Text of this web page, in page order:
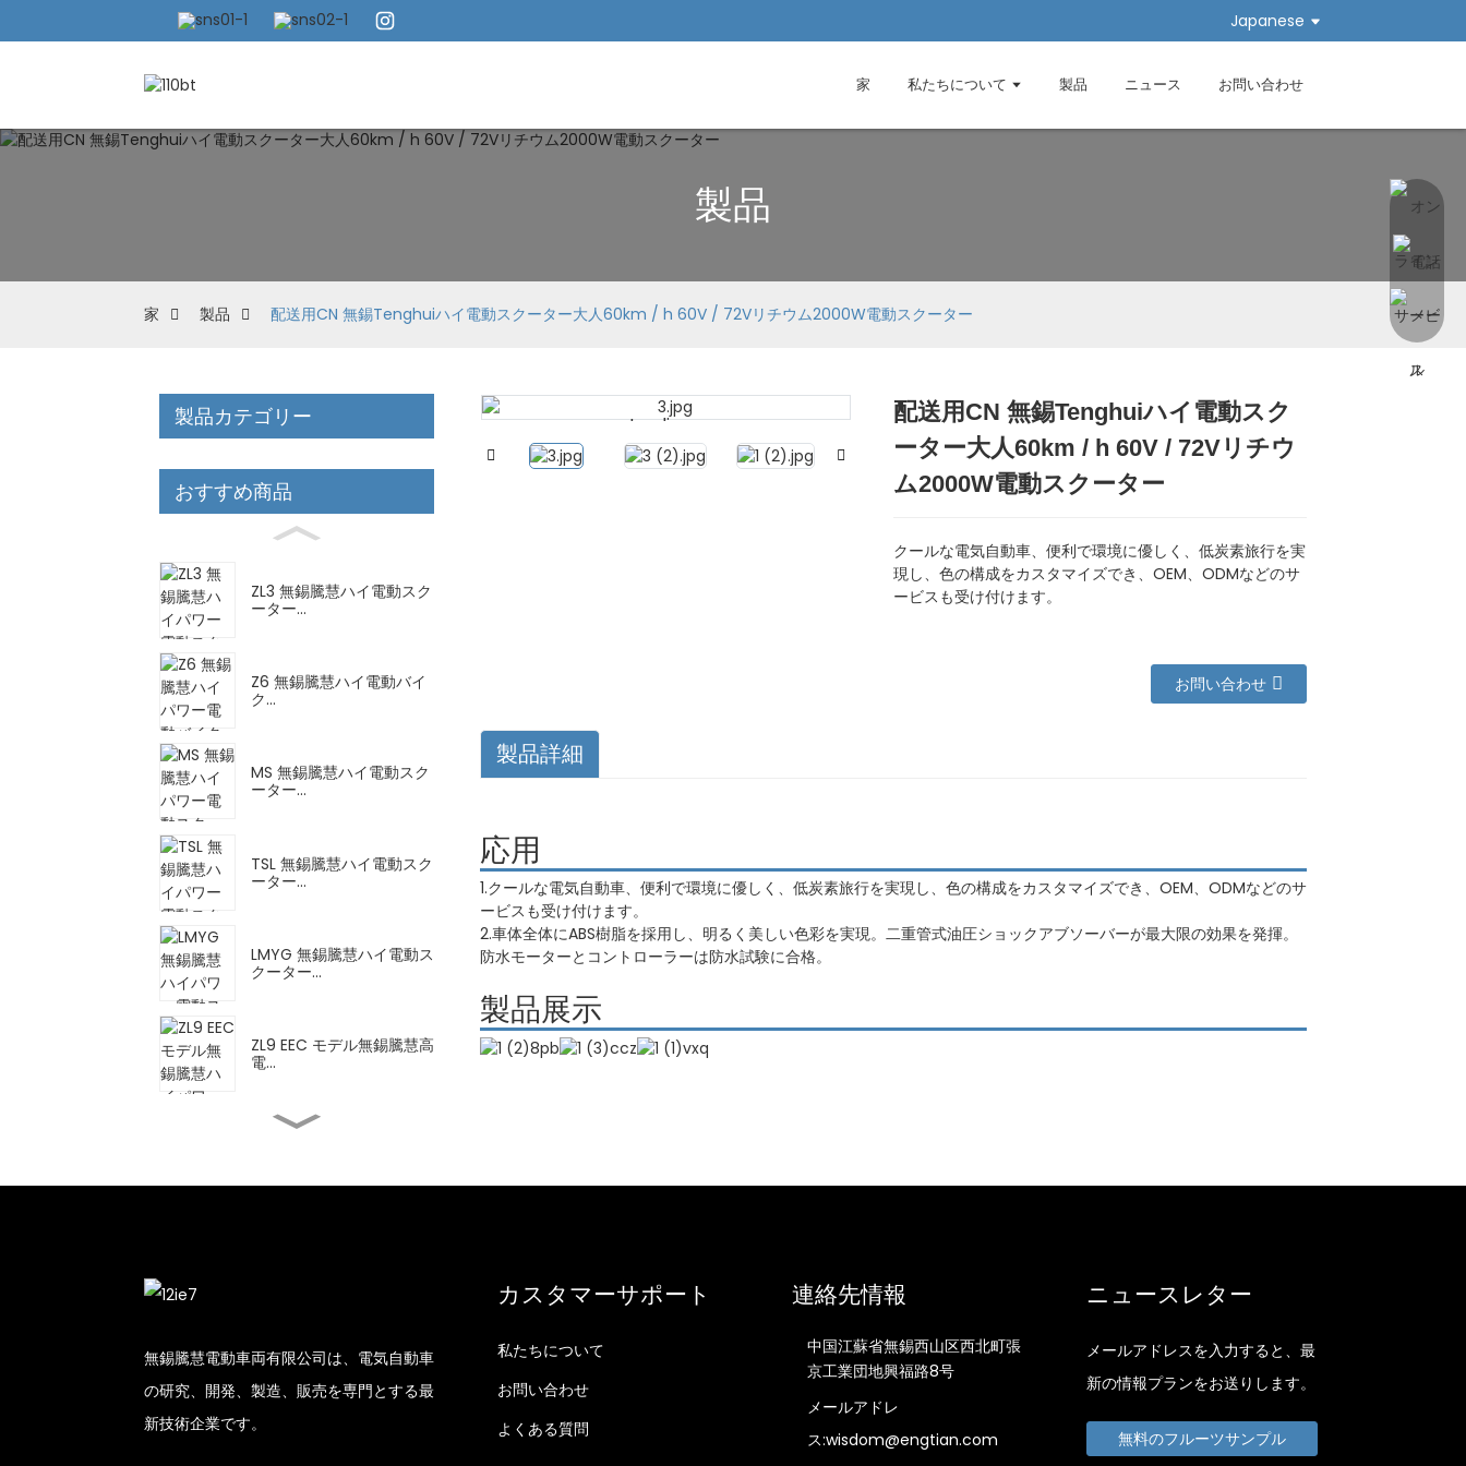
Japanese
家 私たちについて 製品 ニュース お問い合わせ
製品
家 製品 配送用CN 無錫Tenghuiハイ電動スクーター大人60km / h 60V / 72Vリチウム2000W電動スクーター
製品カテゴリー
おすすめ商品
ZL3 無錫騰慧ハイ電動スク
ーター...
Z6 無錫騰慧ハイ電動バイ
ク...
MS 無錫騰慧ハイ電動スク
ーター...
TSL 無錫騰慧ハイ電動スク
ーター...
LMYG 無錫騰慧ハイ電動ス
クーター...
ZL9 EEC モデル無錫騰慧高
電...
FY 無錫騰慧ハイ電動モー
モーター...
Loading...
Loading... Loading...
Loading... Loading...
Loading...
配送用CN 無錫Tenghuiハイ電動スク
ーター大人60km / h 60V / 72Vリチウ
ム2000W電動スクーター
クールな電気自動車、便利で環境に優しく、低炭素旅行を実
現し、色の構成をカスタマイズでき、OEM、ODMなどのサ
ービスも受け付けます。
お問い合わせ
製品詳細
応用
1.クールな電気自動車、便利で環境に優しく、低炭素旅行を実現し、色の構成をカスタマイズでき、OEM、ODMなどのサ
ービスも受け付けます。
2.車体全体にABS樹脂を採用し、明るく美しい色彩を実現。二重管式油圧ショックアブソーバーが最大限の効果を発揮。
防水モーターとコントローラーは防水試験に合格。
製品展示
無錫騰慧電動車両有限公司は、電気自動車
の研究、開発、製造、販売を専門とする最
新技術企業です。
カスタマーサポート
私たちについて
お問い合わせ
よくある質問
連絡先情報
中国江蘇省無錫西山区西北町張
京工業団地興福路8号
メールアドレ
ス:wisdom@engtian.com
ニュースレター
メールアドレスを入力すると、最
新の情報プランをお送りします。
無料のフルーツサンプル